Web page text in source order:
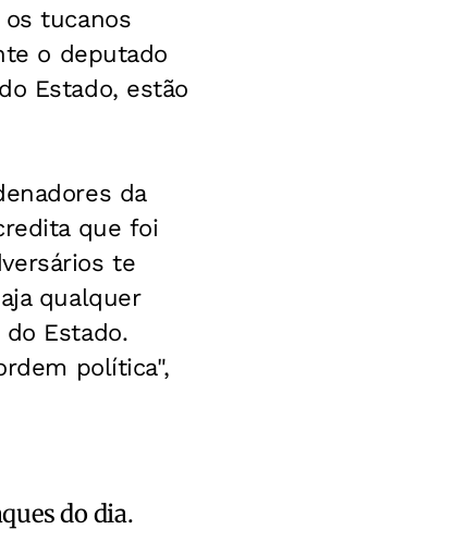
tucanos
o deputado
Estado, estão
da
que foi
te
qualquer
Estado.
política",
do dia.